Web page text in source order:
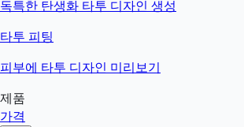
독특한 탄생화 타투 디자인 생성
타투 피팅
피부에 타투 디자인 미리보기
제품
가격